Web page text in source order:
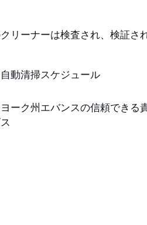
リーナーは検査され、検証さ
動清掃スケジュール
ーク州エバンスの信頼できる